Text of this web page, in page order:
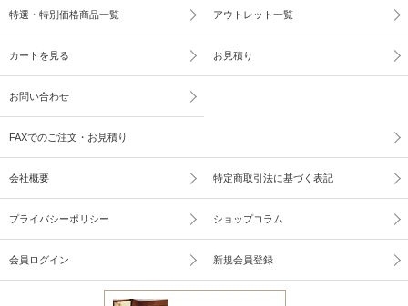
特選・特別価格商品一覧 アウトレット一覧
カートを見る お見積り
お問い合わせ
FAXでのご注文・お見積り
会社概要 特定商取引法に基づく表記
プライバシーポリシー ショップコラム
会員ログイン 新規会員登録